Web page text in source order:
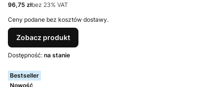
Cena netto
96,75 złbez 23% VAT
Ceny podane bez kosztów dostawy.
Zobacz produkt
Dostępność: na stanie
Bestseller
Nowość